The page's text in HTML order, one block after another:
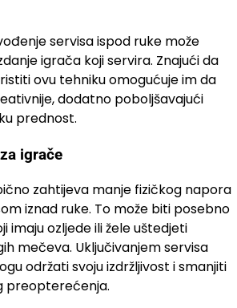
servisa ispod ruke može
igrača koji servira. Znajući da
ovu tehniku omogućuje im da
dodatno poboljšavajući
prednost.
igrače
zahtijeva manje fizičkog napora
iznad ruke. To može biti posebno
imaju ozljede ili žele uštedjeti
mečeva. Uključivanjem servisa
održati svoju izdržljivost i smanjiti
preopterećenja.